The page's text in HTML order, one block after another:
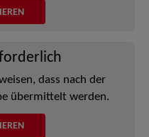
dass nach der
übermittelt werden.